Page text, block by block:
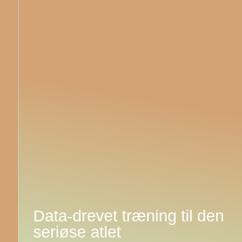
Data-drevet træning til den
seriøse atlet